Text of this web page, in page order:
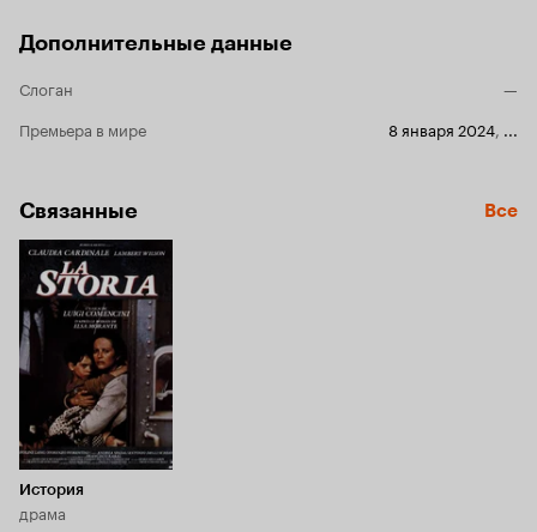
Дополнительные данные
Слоган
—
Премьера в мире
8 января 2024
Связанные Все
История
драма